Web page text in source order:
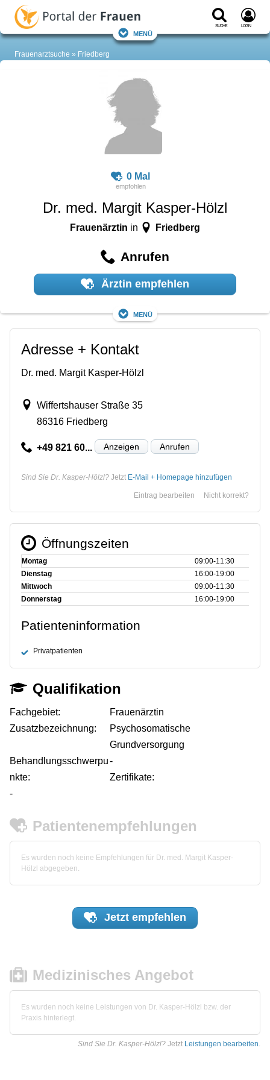
Suche Login
Menü
Frauenarztsuche Friedberg
0 Mal
Dr. med. Margit Kasper-Hölzl
Frauenärztin in Friedberg
Anrufen
Ärztin empfehlen
Menü
Adresse + Kontakt
Dr. med. Margit Kasper-Hölzl
Wiffertshauser Straße 35
86316 Friedberg
+49 821 60... Anzeigen Anrufen
Sind Sie Dr. Kasper-Hölzl? Jetzt E-Mail + Homepage hinzufügen
Nicht korrekt?
Eintrag bearbeiten
Öffnungszeiten
Montag
09:00‑11:30
Dienstag
16:00‑19:00
Mittwoch
09:00‑11:30
Donnerstag
16:00‑19:00
Patienteninformation
Privatpatienten
Qualifikation
Fachgebiet:
Frauenärztin
Zusatzbezeichnung:
Psychosomatische
Grundversorgung
Behandlungsschwerpu
nkte:
-
Zertifikate:
-
Patientenempfehlungen
Es wurden noch keine Empfehlungen für Dr. med. Margit Kasper-
Hölzl abgegeben.
Jetzt empfehlen
Medizinisches Angebot
Es wurden noch keine Leistungen von Dr. Kasper-Hölzl bzw. der
Praxis hinterlegt.
Sind Sie Dr. Kasper-Hölzl? Jetzt Leistungen bearbeiten.